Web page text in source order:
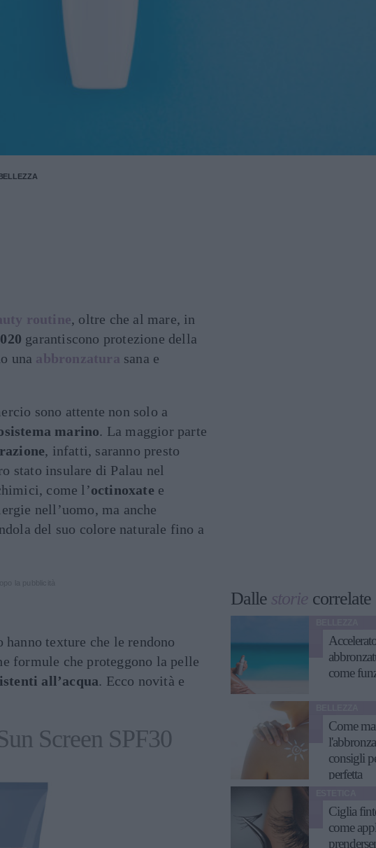
routine, oltre che al mare, in
garantiscono protezione della
una abbronzatura sana e
sono attente non solo a
marino. La maggior parte
, infatti, saranno presto
stato insulare di Palau nel
come l’octinoxate e
nell’uomo, ma anche
del suo colore naturale fino a
texture che le rendono
formule che proteggono la pelle
all’acqua. Ecco novità e
Screen SPF30
Dalle storie correlate
come
Come
consigli
perfetta
Ciglia
come